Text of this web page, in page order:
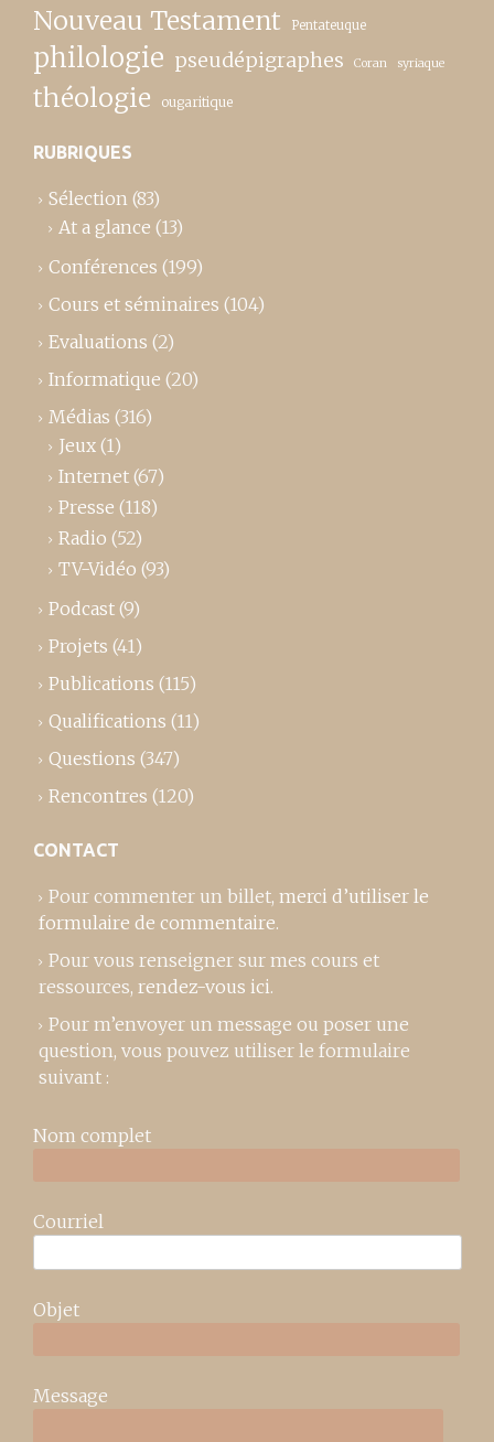
Nouveau Testament Pentateuque
philologie pseudépigraphes Coran syriaque
théologie ougaritique
RUBRIQUES
Sélection (83)
At a glance (13)
Conférences (199)
Cours et séminaires (104)
Evaluations (2)
Informatique (20)
Médias (316)
Jeux (1)
Internet (67)
Presse (118)
Radio (52)
TV-Vidéo (93)
Podcast (9)
Projets (41)
Publications (115)
Qualifications (11)
Questions (347)
Rencontres (120)
CONTACT
Pour commenter un billet, merci d’utiliser le
formulaire de commentaire.
Pour vous renseigner sur mes cours et
ressources, rendez-vous ici.
Pour m’envoyer un message ou poser une
question, vous pouvez utiliser le formulaire
suivant :
Nom complet
Courriel
Objet
Message